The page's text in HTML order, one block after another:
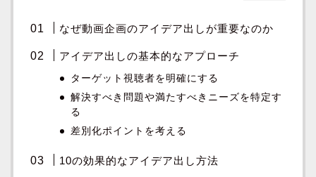
なぜ動画企画のアイデア出しが重要なのか
アイデア出しの基本的なアプローチ
ターゲット視聴者を明確にする
解決すべき問題や満たすべきニーズを特定す
る
差別化ポイントを考える
10の効果的なアイデア出し方法